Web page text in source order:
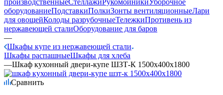
оборудованиеПодставкиПолкиЗонты вентиляционныеЛари
для овощейКолоды разрубочныеТележкиПротивень из
нержавеющей сталиОборудование для баров
—
Шкафы купе из нержавеющей стали
Шкафы распашныеШкафы для хлеба
—Шкаф кухонный двери-купе ШЗТ-К 1500х400х1800
Сравнить